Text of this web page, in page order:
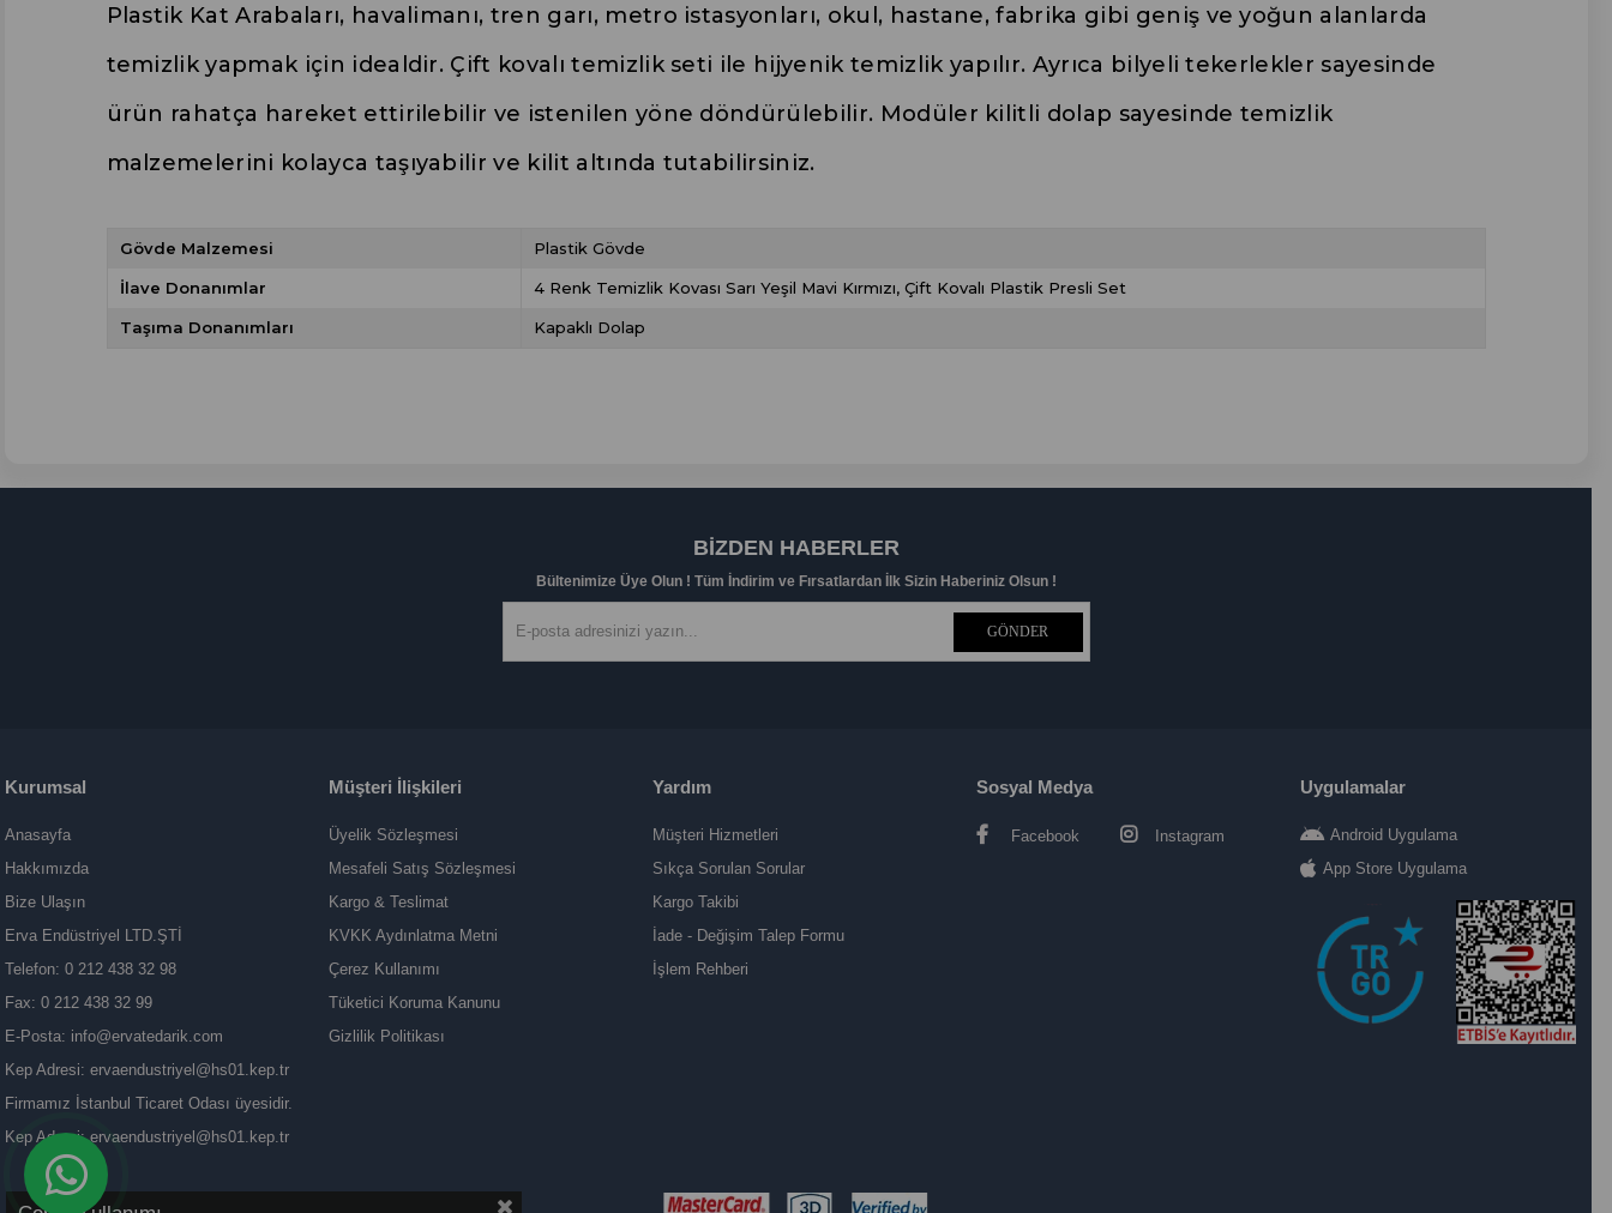
Plastik Kat Arabaları, havalimanı, tren garı, metro istasyonları, okul, hastane, fabrika gibi geniş ve yoğun alanlarda
temizlik yapmak için idealdir. Çift kovalı temizlik seti ile hijyenik temizlik yapılır. Ayrıca bilyeli tekerlekler sayesinde
ürün rahatça hareket ettirilebilir ve istenilen yöne döndürülebilir. Modüler kilitli dolap sayesinde temizlik
malzemelerini kolayca taşıyabilir ve kilit altında tutabilirsiniz.
Gövde Malzemesi Plastik Gövde
İlave Donanımlar 4 Renk Temizlik Kovası Sarı Yeşil Mavi Kırmızı Çift Kovalı Plastik Presli Set
Taşıma Donanımları Kapaklı Dolap
BIZDEN HABERLER
Bültenimize Üye Olun ! Tüm İndirim ve Fırsatlardan İlk Sizin Haberiniz Olsun !
GÖNDER
Kurumsal
Anasayfa
Hakkımızda
Bize Ulaşın
Erva Endüstriyel LTD.ŞTİ
Telefon: 0 212 438 32 98
Fax: 0 212 438 32 99
E-Posta: info@ervatedarik.com
Kep Adresi: ervaendustriyel@hs01.kep.tr
Firmamız İstanbul Ticaret Odası üyesidir.
Kep Adresi:ervaendustriyel@hs01.kep.tr
Müşteri İlişkileri
Üyelik Sözleşmesi
Mesafeli Satış Sözleşmesi
Kargo & Teslimat
KVKK Aydınlatma Metni
Çerez Kullanımı
Tüketici Koruma Kanunu
Gizlilik Politikası
Yardım
Müşteri Hizmetleri
Sıkça Sorulan Sorular
Kargo Takibi
İade - Değişim Talep Formu
İşlem Rehberi
Sosyal Medya
Facebook Instagram
Uygulamalar
Android Uygulama
App Store Uygulama